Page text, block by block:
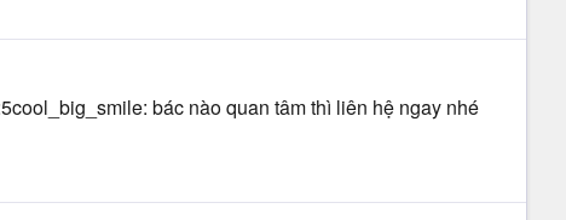
bác nào quan tâm thì liên hệ ngay nhé